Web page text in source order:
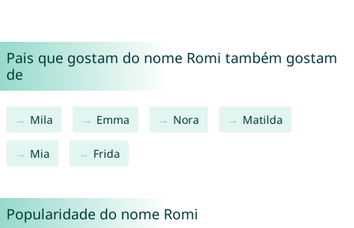
Pais que gostam do nome Romi também gostam
de
Mila Emma Nora Matilda
Mia Frida
Popularidade do nome Romi